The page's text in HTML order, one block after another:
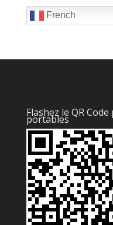
French
Flashez le QR
portables